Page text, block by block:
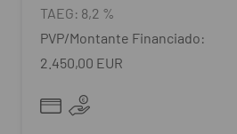
TAEG: 8,2 %
PVP/Montante Financiado:
2.450,00 EUR